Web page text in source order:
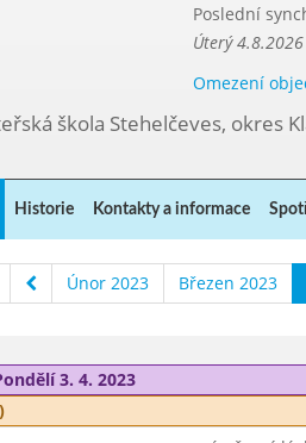
Poslední
Úterý
Omezení
škola Stehelčeves, okres
Historie Kontakty a informace
Únor 2023 Březen 2023
3. 4. 2023